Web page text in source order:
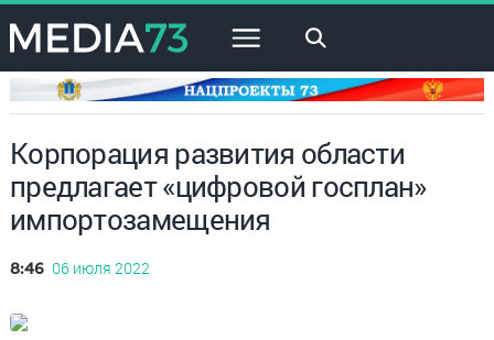
×
Корпорация развития области
предлагает «цифровой госплан»
импортозамещения
8:46 06 июля 2022